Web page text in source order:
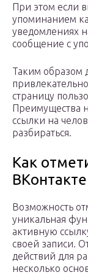
При этом если
упоминанием
уведомлениях
сообщение с
Таким образом
страницу
Преимущества
ссылки на
разбираться.
Как
Возможность
уникальная
активную
своей записи.
действий для
несколько